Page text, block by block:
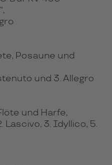
Posaune und
und 3. Allegro
und Harfe,
Lascivo, 3. Idyllico, 5.